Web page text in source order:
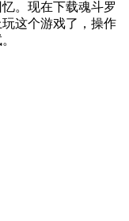
。现在下载魂斗罗
这个游戏了，操作